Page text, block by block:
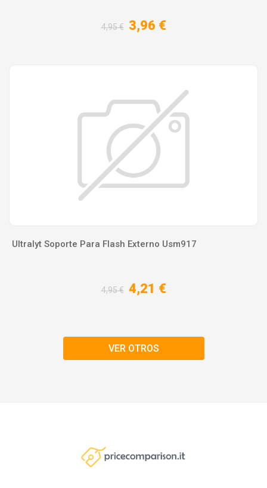
4,95 € 3,96 €
Ultralyt Soporte Para Flash Externo Usm917
4,95 € 4,21 €
VER OTROS